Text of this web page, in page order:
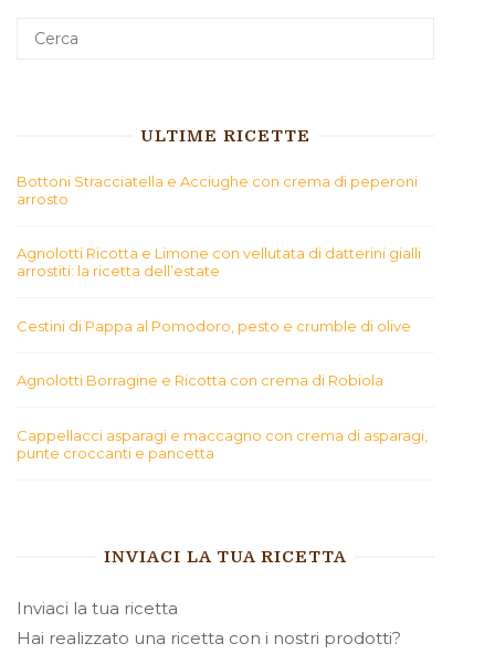
ULTIME RICETTE
Bottoni Stracciatella e Acciughe con crema di peperoni
arrosto
Agnolotti Ricotta e Limone con vellutata di datterini gialli
arrostiti: la ricetta dell’estate
Cestini di Pappa al Pomodoro, pesto e crumble di olive
Agnolotti Borragine e Ricotta con crema di Robiola
Cappellacci asparagi e maccagno con crema di asparagi,
punte croccanti e pancetta
INVIACI LA TUA RICETTA
Inviaci la tua ricetta
Hai realizzato una ricetta con i nostri prodotti?